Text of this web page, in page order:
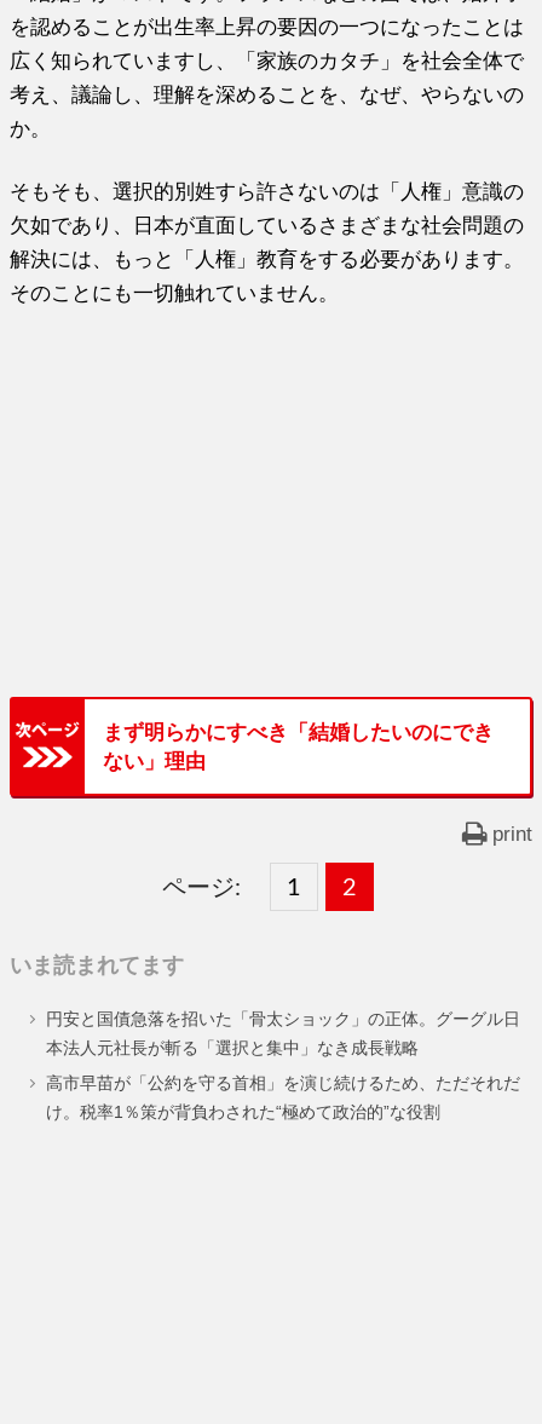
を認めることが出生率上昇の要因の一つになったことは
広く知られていますし、「家族のカタチ」を社会全体で
考え、議論し、理解を深めることを、なぜ、やらないの
か。
そもそも、選択的別姓すら許さないのは「人権」意識の
欠如であり、日本が直面しているさまざまな社会問題の
解決には、もっと「人権」教育をする必要があります。
そのことにも一切触れていません。
まず明らかにすべき「結婚したいのにでき
ない」理由
print
ページ:
固
ー
ジ
1 ,
固
ー
ジ
2
いま読まれてます
円安と国債急落を招いた「骨太ショック」の正体。グーグル日
本法人元社長が斬る「選択と集中」なき成長戦略
高市早苗が「公約を守る首相」を演じ続けるため、ただそれだ
け。税率1％策が背負わされた“極めて政治的”な役割